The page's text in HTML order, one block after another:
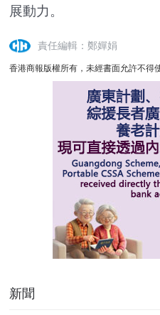
展動力。
責任編輯：鄭嬋娟
香港商報版權所有，未經書面允許不得
新聞